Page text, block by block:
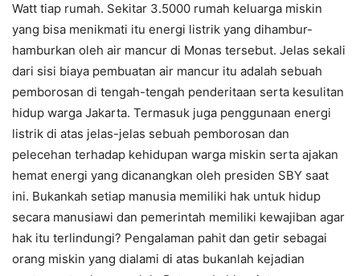
Watt tiap rumah. Sekitar 3.5000 rumah keluarga miskin
yang bisa menikmati itu energi listrik yang dihambur-
hamburkan oleh air mancur di Monas tersebut. Jelas sekali
dari sisi biaya pembuatan air mancur itu adalah sebuah
pemborosan di tengah-tengah penderitaan serta kesulitan
hidup warga Jakarta. Termasuk juga penggunaan energi
listrik di atas jelas-jelas sebuah pemborosan dan
pelecehan terhadap kehidupan warga miskin serta ajakan
hemat energi yang dicanangkan oleh presiden SBY saat
ini. Bukankah setiap manusia memiliki hak untuk hidup
secara manusiawi dan pemerintah memiliki kewajiban agar
hak itu terlindungi? Pengalaman pahit dan getir sebagai
orang miskin yang dialami di atas bukanlah kejadian